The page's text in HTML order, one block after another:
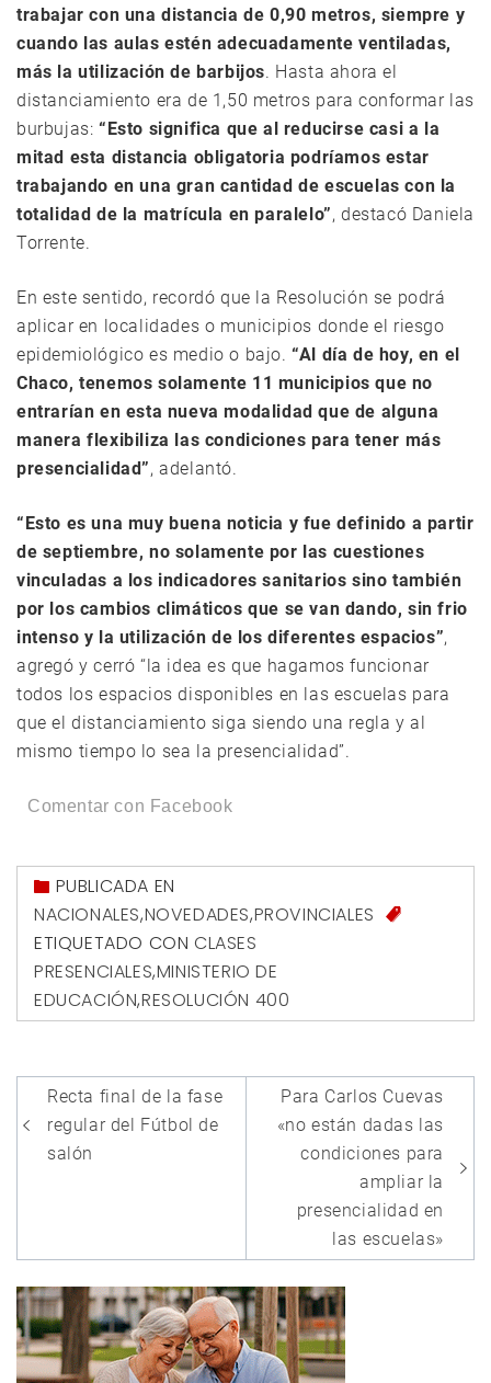
trabajar con una distancia de 0,90 metros, siempre y
cuando las aulas estén adecuadamente ventiladas,
más la utilización de barbijos. Hasta ahora el
distanciamiento era de 1,50 metros para conformar las
burbujas: “Esto significa que al reducirse casi a la
mitad esta distancia obligatoria podríamos estar
trabajando en una gran cantidad de escuelas con la
totalidad de la matrícula en paralelo”, destacó Daniela
Torrente.
En este sentido, recordó que la Resolución se podrá
aplicar en localidades o municipios donde el riesgo
epidemiológico es medio o bajo.“Al día de hoy, en el
Chaco, tenemos solamente 11 municipios que no
entrarían en esta nueva modalidad que de alguna
manera flexibiliza las condiciones para tener más
presencialidad”, adelantó.
“Esto es una muy buena noticia y fue definido a partir
de septiembre, no solamente por las cuestiones
vinculadas a los indicadores sanitarios sino también
por los cambios climáticos que se van dando, sin frio
intenso y la utilización de los diferentes espacios”,
agregó y cerró “la idea es que hagamos funcionar
todos los espacios disponibles en las escuelas para
que el distanciamiento siga siendo una regla y al
mismo tiempo lo sea la presencialidad”.
Comentar con Facebook
PUBLICADA EN
NACIONALES,NOVEDADES,PROVINCIALES
ETIQUETADO CON CLASES
PRESENCIALES,MINISTERIO DE
EDUCACIÓN,RESOLUCIÓN 400
Navegación
de
entradas
Recta final de la fase
regular del Fútbol de
salón
Para Carlos Cuevas
«no están dadas las
condiciones para
ampliar la
presencialidad en
las escuelas»